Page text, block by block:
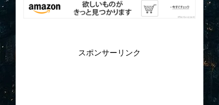
スポンサーリンク